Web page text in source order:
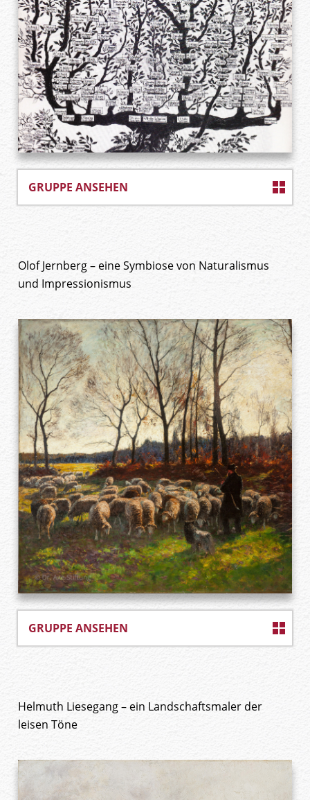
GRUPPE ANSEHEN
Olof Jernberg – eine Symbiose von Naturalismus
und Impressionismus
GRUPPE ANSEHEN
Helmuth Liesegang – ein Landschaftsmaler der
leisen Töne